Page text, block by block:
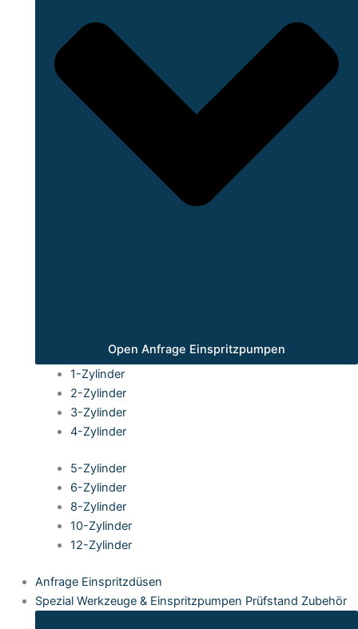
Open Anfrage Einspritzpumpen
1-Zylinder
2-Zylinder
3-Zylinder
4-Zylinder
5-Zylinder
6-Zylinder
8-Zylinder
10-Zylinder
12-Zylinder
Anfrage Einspritzdüsen
Spezial Werkzeuge & Einspritzpumpen Prüfstand Zubehör